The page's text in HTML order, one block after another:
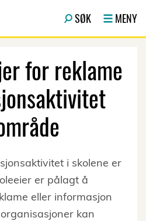
SØK MENY
for reklame
i skolene er
er pålagt å
eller informasjon
kan